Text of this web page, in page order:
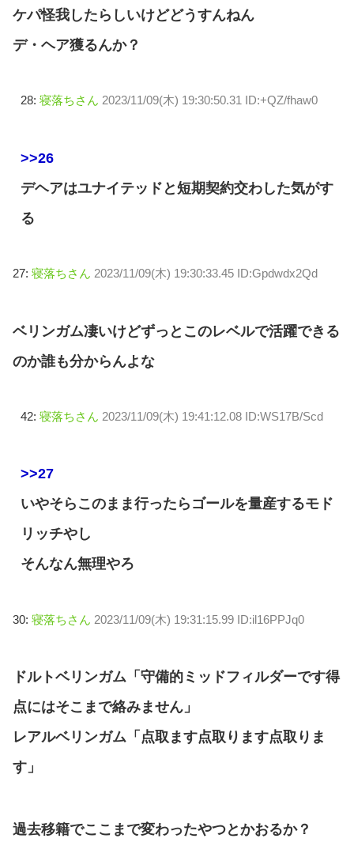
ケパ怪我したらしいけどどうすんねん
デ・ヘア獲るんか？
28: 寝落ちさん 2023/11/09(木) 19:30:50.31 ID:+QZ/fhaw0
>>26
デヘアはユナイテッドと短期契約交わした気がす
る
27: 寝落ちさん 2023/11/09(木) 19:30:33.45 ID:Gpdwdx2Qd
ベリンガム凄いけどずっとこのレベルで活躍できる
のか誰も分からんよな
42: 寝落ちさん 2023/11/09(木) 19:41:12.08 ID:WS17B/Scd
>>27
いやそらこのまま行ったらゴールを量産するモド
リッチやし
そんなん無理やろ
30: 寝落ちさん 2023/11/09(木) 19:31:15.99 ID:il16PPJq0
ドルトベリンガム「守備的ミッドフィルダーです得
点にはそこまで絡みません」
レアルベリンガム「点取ます点取ります点取りま
す」
過去移籍でここまで変わったやつとかおるか？